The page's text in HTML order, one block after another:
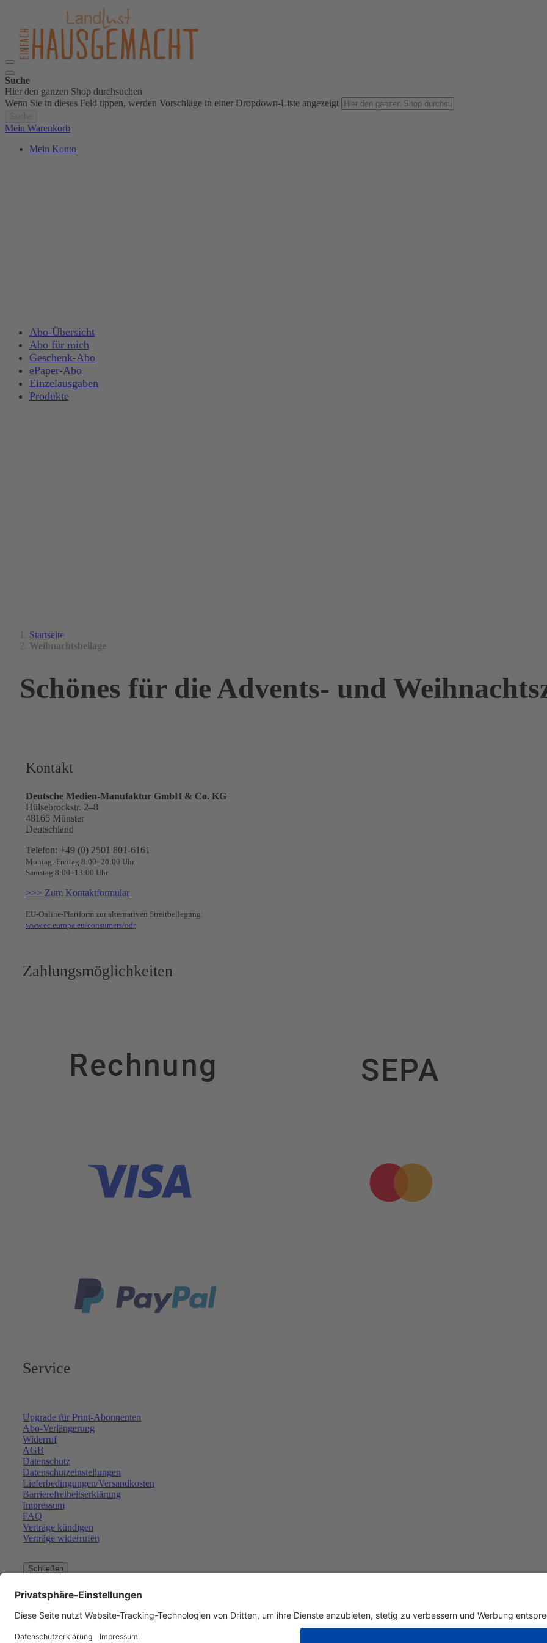
Suche
Hier den ganzen Shop durchsuchen
Wenn Sie in dieses Feld tippen, werden Vorschläge in einer Dropdown-Liste angezeigt
Mein Warenkorb
Mein Konto
Abo-Übersicht
Abo für mich
Geschenk-Abo
ePaper-Abo
Einzelausgaben
Produkte
Startseite
Weihnachtsbeilage
Schönes für die Advents- und
Kontakt
Deutsche Medien-Manufaktur GmbH & Co. KG
Hülsebrockstr. 2–8
48165 Münster
Deutschland
Telefon: +49 (0) 2501 801-6161
Montag–Freitag 8:00–20:00 Uhr
Samstag 8:00–13:00 Uhr
>>> Zum Kontaktformular
EU-Online-Plattform zur alternativen Streitbeilegung:
www.ec.europa.eu/consumers/odr
Zahlungsmöglichkeiten
Service
Upgrade für Print-Abonnenten
Abo-Verlängerung
Widerruf
AGB
Datenschutz
Datenschutzeinstellungen
Lieferbedingungen/Versandkosten
Barrierefreiheitserklärung
Impressum
FAQ
Verträge kündigen
Verträge widerrufen
Schließen
Der Artikel wurde in den Warenkorb gelegt